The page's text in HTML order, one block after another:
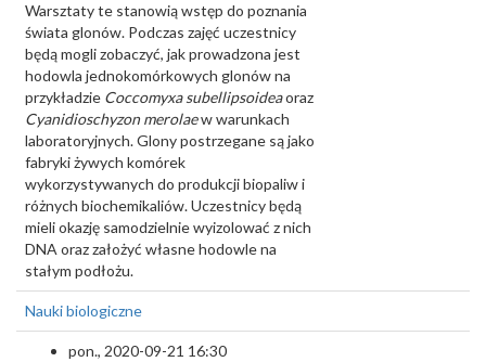
Warsztaty te stanowią wstęp do poznania
świata glonów. Podczas zajęć uczestnicy
będą mogli zobaczyć, jak prowadzona jest
hodowla jednokomórkowych glonów na
przykładzie Coccomyxa subellipsoideaoraz
Cyanidioschyzon merolaew warunkach
laboratoryjnych. Glony postrzegane są jako
fabryki żywych komórek
wykorzystywanych do produkcji biopaliw i
różnych biochemikaliów. Uczestnicy będą
mieli okazję samodzielnie wyizolować z nich
DNA oraz założyć własne hodowle na
stałym podłożu.
Nauki biologiczne
pon., 2020-09-21 16:30